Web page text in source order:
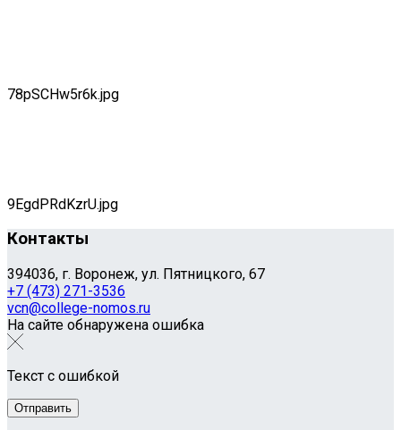
78pSCHw5r6k.jpg
9EgdPRdKzrU.jpg
Контакты
394036, г. Воронеж, ул. Пятницкого, 67
+7 (473) 271-3536
vcn@college-nomos.ru
На сайте обнаружена ошибка
Текст с ошибкой